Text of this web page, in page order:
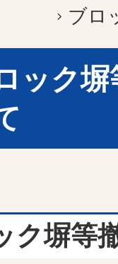
ブロ
ック
ク塀等